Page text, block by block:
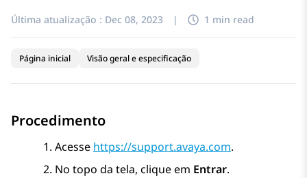
Última atualização : Dec 08, 2023 | 1 min read
Página inicial Visão geral e especificação
Procedimento
Acesse https://support.avaya.com.
No topo da tela, clique em Entrar.